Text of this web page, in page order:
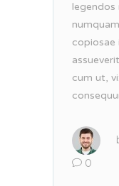
legendos
copiosae
cum ut,
0